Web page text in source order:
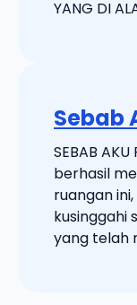
YANG DI
Sebab
SEBAB
berhasil
ruangan
kusinggahi
yang telah